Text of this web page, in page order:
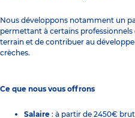
Nous développons notamment un
permettant à certains professionnels
terrain et de contribuer au
crèches.
Ce que nous vous offrons
Salaire : à partir de 2450€ brut